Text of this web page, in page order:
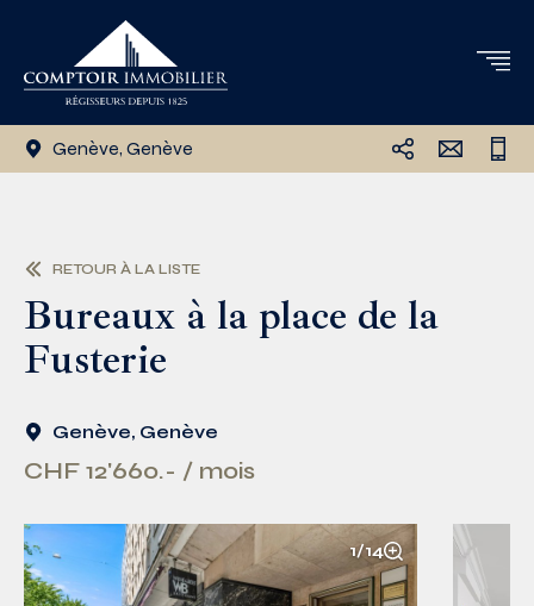
Genève, Genève
RETOUR À LA LISTE
Bureaux à la place de la
Fusterie
Genève, Genève
CHF 12'660.- / mois
1/14